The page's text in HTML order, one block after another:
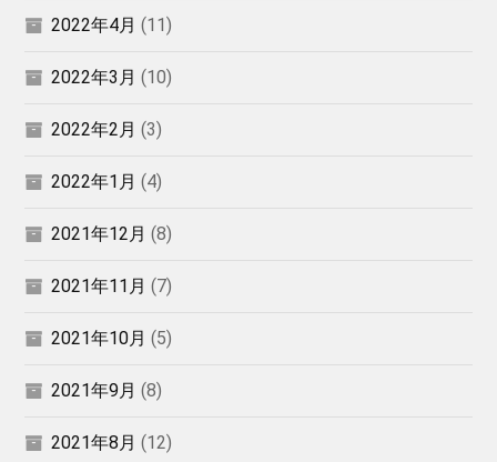
2022年4月 (11)
2022年3月 (10)
2022年2月 (3)
2022年1月 (4)
2021年12月 (8)
2021年11月 (7)
2021年10月 (5)
2021年9月 (8)
2021年8月 (12)